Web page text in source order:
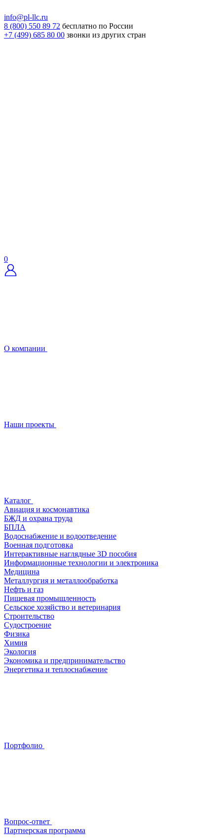
info@pl-llc.ru
8 (800) 550 89 72 бесплатно по России
+7 (499) 685 80 00 звонки из других стран
0
О компании
Наши проекты
Каталог
Авиация и космонавтика
БЖД и охрана труда
БПЛА
Водоснабжение и водоотведение
Военная подготовка
Интерактивные наглядные 3D пособия
Информационные технологии и электроника
Медицина
Металлургия и металлообработка
Нефть и газ
Пищевая промышленность
Сельское хозяйство и ветеринария
Строительство
Судостроение
Физика
Химия
Экология
Экономика и предпринимательство
Энергетика и теплоснабжение
Портфолио
Вопрос-ответ
Партнерская программа